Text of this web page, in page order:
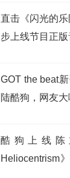
直击《闪光的
步上线节目正
GOT the beat
陆酷狗，网友大
酷狗上线
Heliocentrism